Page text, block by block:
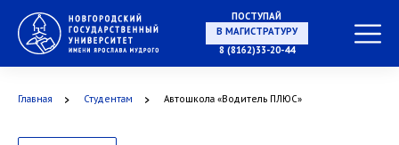
ПОСТУПАЙ
В МАГИСТРАТУРУ
8 (8162)33-20-44
Главная Студентам Автошкола «Водитель ПЛЮС»